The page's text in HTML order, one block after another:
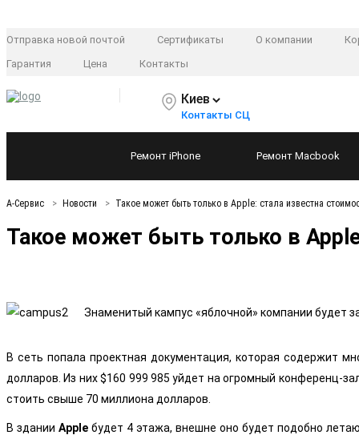
Отправка новой почтой Сертификаты О компании
Гарантия
Цена Контакты
Киев
Контакты СЦ
Ремонт iPhone Ремонт Macbook
А-Сервис Новости Такое может быть только в Apple: стала известна
Такое может быть только в
Знаменитый кампус «яблочной» компании будет
В сеть попала проектная документация, которая содержит
долларов. Из них $160 999 985 уйдет на огромный конференц-
стоить свыше 70 миллиона долларов.
В здании Apple будет 4 этажа, внешне оно будет подобно